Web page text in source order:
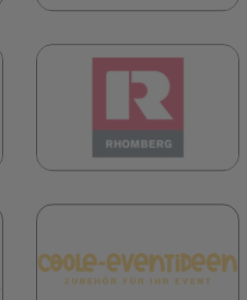
(öffnet in neuem Tab)
(öffnet in neuem Tab)